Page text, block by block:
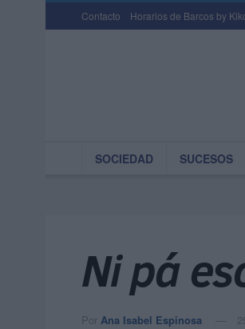
Contacto Horarios de Barcos by
SOCIEDAD SUCESOS
Ni pá
Por Ana Isabel Espinosa